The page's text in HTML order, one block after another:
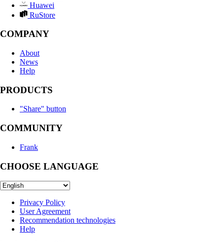
Huawei
RuStore
COMPANY
About
News
Help
PRODUCTS
"Share" button
COMMUNITY
Frank
CHOOSE LANGUAGE
Privacy Policy
User Agreement
Recommendation technologies
Help